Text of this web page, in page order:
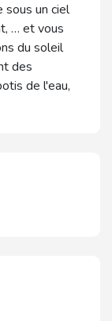
sous un ciel
… et vous
du soleil
des
de l'eau,